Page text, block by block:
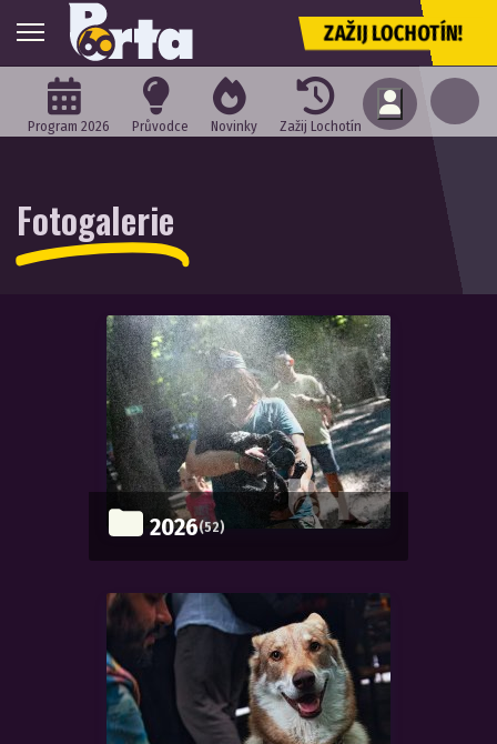
ZAŽIJ LOCHOTÍN!
Program 2026 Průvodce Novinky Zažij Lochotín
Fotogalerie
2026(52)